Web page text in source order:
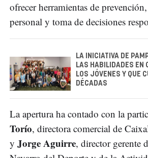
ofrecer herramientas de
personal y toma de decisiones
LA INICIATIVA DE
LAS HABILIDADES EN
LOS JÓVENES Y QUE
DÉCADAS
La apertura ha contado con la
Torío, directora comercial de
y Jorge Aguirre, director gerente